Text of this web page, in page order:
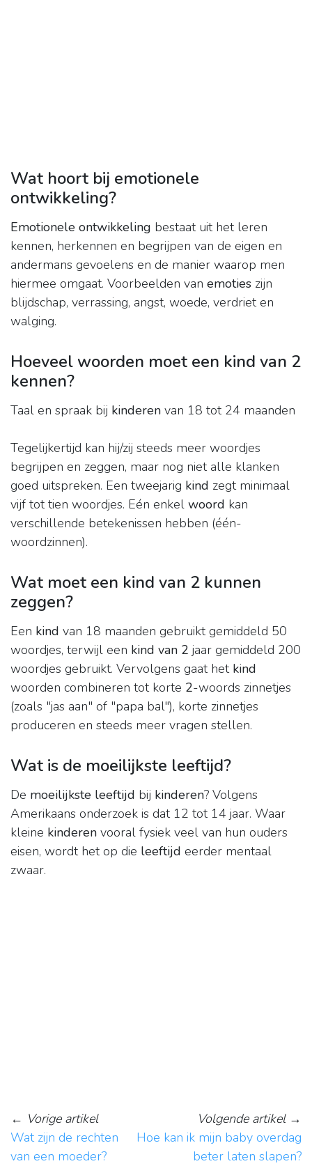
Wat hoort bij emotionele
ontwikkeling?
Emotionele ontwikkeling bestaat uit het leren
kennen, herkennen en begrijpen van de eigen en
andermans gevoelens en de manier waarop men
hiermee omgaat. Voorbeelden van emoties zijn
blijdschap, verrassing, angst, woede, verdriet en
walging.
Hoeveel woorden moet een kind van 2
kennen?
Taal en spraak bij kinderen van 18 tot 24 maanden
Tegelijkertijd kan hij/zij steeds meer woordjes
begrijpen en zeggen, maar nog niet alle klanken
goed uitspreken. Een tweejarig kind zegt minimaal
vijf tot tien woordjes. Eén enkel woord kan
verschillende betekenissen hebben (één-
woordzinnen).
Wat moet een kind van 2 kunnen
zeggen?
Een kind van 18 maanden gebruikt gemiddeld 50
woordjes, terwijl een kind van 2 jaar gemiddeld 200
woordjes gebruikt. Vervolgens gaat het kind
woorden combineren tot korte 2-woords zinnetjes
(zoals "jas aan" of "papa bal"), korte zinnetjes
produceren en steeds meer vragen stellen.
Wat is de moeilijkste leeftijd?
De moeilijkste leeftijd bij kinderen? Volgens
Amerikaans onderzoek is dat 12 tot 14 jaar. Waar
kleine kinderen vooral fysiek veel van hun ouders
eisen, wordt het op die leeftijd eerder mentaal
zwaar.
← Vorige artikel
Wat zijn de rechten
van een moeder?
Volgende artikel→
Hoe kan ik mijn baby overdag
beter laten slapen?